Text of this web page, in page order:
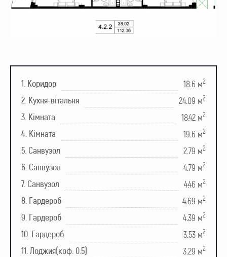
1. Коридор 18.6 м2
2. Кухня-вітальня 24.09 м2
3. Кімната 18.42 м2
4. Кімната 19.6 м2
5. Санвузол 2.79 м2
6. Санвузол 4.79 м2
7. Санвузол 4.46 м2
8. Гардероб 4.69 м2
9. Гардероб 4.39 м2
10. Гардероб 3.53 м2
11. Лоджия(коф. 0.5) 3.29 м2